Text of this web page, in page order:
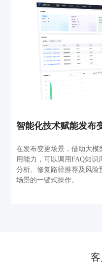
智能化技术赋能发布
在发布变更场景，借助大模
用能力，可以调用FAQ知识
分析、修复路径推荐及风险
场景的一键式操作。